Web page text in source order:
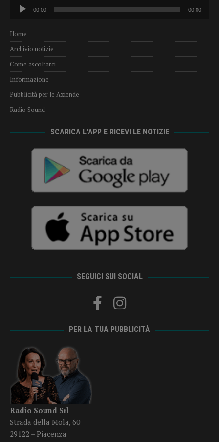
Audio
Player
00:00 00:00
Home
Archivio notizie
Come ascoltarci
Informazione
Pubblicità per le Aziende
Radio Sound
SCARICA L’APP E RICEVI LE NOTIZIE
SEGUICI SUI SOCIAL
PER LA TUA PUBBLICITÀ
Radio Sound Srl
Strada della Mola, 60
29122 – Piacenza